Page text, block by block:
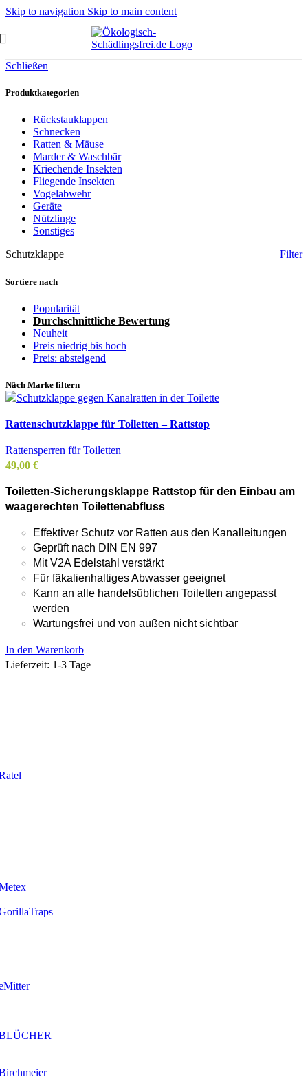
Skip to navigation Skip to main content
Schließen
Produktkategorien
Rückstauklappen
Schnecken
Ratten & Mäuse
Marder & Waschbär
Kriechende Insekten
Fliegende Insekten
Vogelabwehr
Geräte
Nützlinge
Sonstiges
Schutzklappe
Filter
Sortiere nach
Popularität
Durchschnittliche Bewertung
Neuheit
Preis niedrig bis hoch
Preis: absteigend
Nach Marke filtern
Rattenschutzklappe für Toiletten – Rattstop
Rattensperren für Toiletten
49,00 €
Toiletten-Sicherungsklappe Rattstop für den Einbau am
waagerechten Toilettenabfluss
Effektiver Schutz vor Ratten aus den Kanalleitungen
Geprüft nach DIN EN 997
Mit V2A Edelstahl verstärkt
Für fäkalienhaltiges Abwasser geeignet
Kann an alle handelsüblichen Toiletten angepasst
werden
Wartungsfrei und von außen nicht sichtbar
In den Warenkorb
Lieferzeit: 1-3 Tage